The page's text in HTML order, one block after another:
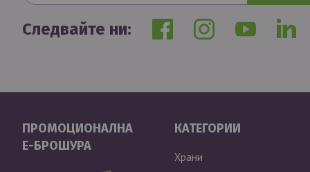
Следвайте ни:
ПРОМОЦИОНАЛНА
Е-БРОШУРА
КАТЕГОРИИ
Храни